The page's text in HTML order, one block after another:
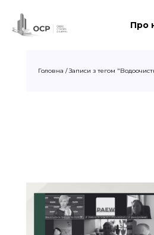
Про
Головна /Записи з тегом